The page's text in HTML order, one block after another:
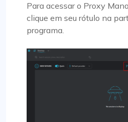
Para acessar o Proxy
clique em seu rótulo na
programa.